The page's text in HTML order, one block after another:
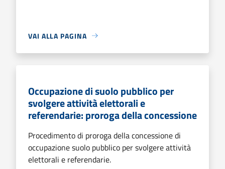
VAI ALLA PAGINA
Occupazione di suolo pubblico per
svolgere attività elettorali e
referendarie: proroga della concessione
Procedimento di proroga della concessione di
occupazione suolo pubblico per svolgere attività
elettorali e referendarie.